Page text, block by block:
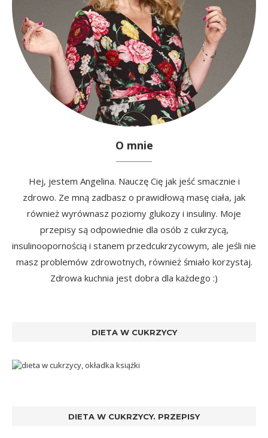
O mnie
Hej, jestem Angelina. Nauczę Cię jak jeść smacznie i
zdrowo. Ze mną zadbasz o prawidłową masę ciała, jak
również wyrównasz poziomy glukozy i insuliny. Moje
przepisy są odpowiednie dla osób z cukrzycą,
insulinoopornością i stanem przedcukrzycowym, ale jeśli nie
masz problemów zdrowotnych, również śmiało korzystaj.
Zdrowa kuchnia jest dobra dla każdego :)
DIETA W CUKRZYCY
DIETA W CUKRZYCY. PRZEPISY